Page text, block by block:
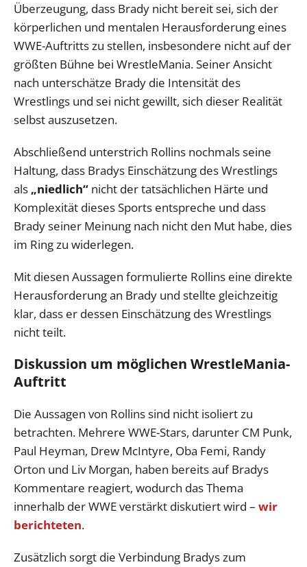
Überzeugung, dass Brady nicht bereit sei, sich der
körperlichen und mentalen Herausforderung eines
WWE-Auftritts zu stellen, insbesondere nicht auf der
größten Bühne bei WrestleMania. Seiner Ansicht
nach unterschätze Brady die Intensität des
Wrestlings und sei nicht gewillt, sich dieser Realität
selbst auszusetzen.
Abschließend unterstrich Rollins nochmals seine
Haltung, dass Bradys Einschätzung des Wrestlings
als „niedlich“ nicht der tatsächlichen Härte und
Komplexität dieses Sports entspreche und dass
Brady seiner Meinung nach nicht den Mut habe, dies
im Ring zu widerlegen.
Mit diesen Aussagen formulierte Rollins eine direkte
Herausforderung an Brady und stellte gleichzeitig
klar, dass er dessen Einschätzung des Wrestlings
nicht teilt.
Diskussion um möglichen WrestleMania-
Auftritt
Die Aussagen von Rollins sind nicht isoliert zu
betrachten. Mehrere WWE-Stars, darunter CM Punk,
Paul Heyman, Drew McIntyre, Oba Femi, Randy
Orton und Liv Morgan, haben bereits auf Bradys
Kommentare reagiert, wodurch das Thema
innerhalb der WWE verstärkt diskutiert wird – wir
berichteten.
Zusätzlich sorgt die Verbindung Bradys zum